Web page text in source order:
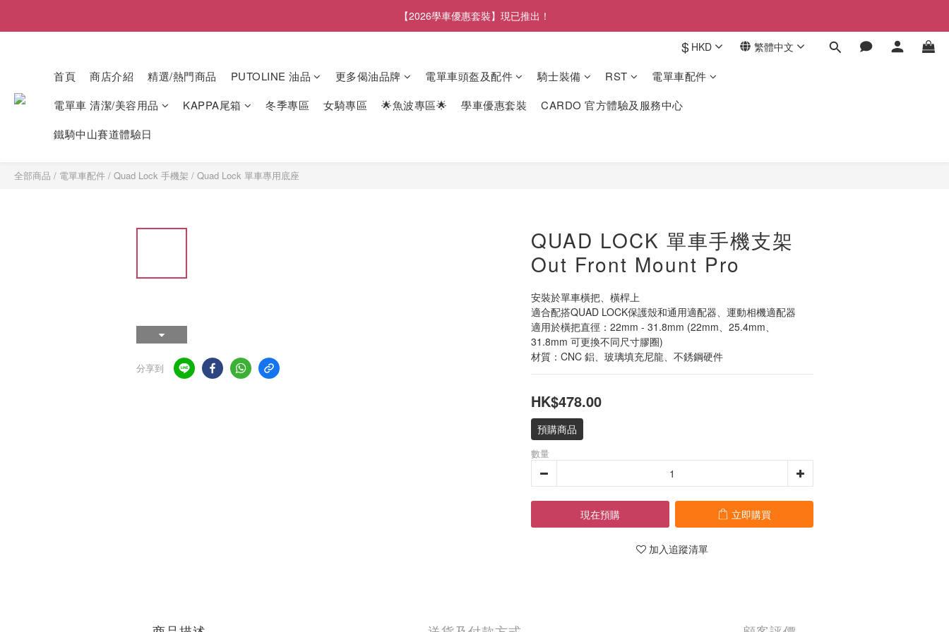
【2026學車優惠套裝】現已推出！
$ HKD 繁體中文
首頁 商店介紹 精選/熱門商品 PUTOLINE 油品 更多偈油品牌 電單車頭盔及配件 騎士裝備 RST
電單車配件
電單車 清潔/美容用品
KAPPA尾箱 冬季專區 女騎專區 🌟魚波專區🌟 學車優惠套裝
CARDO 官方體驗及服務中心
鐵騎中山賽道體驗日
全部商品 / 電單車配件 / Quad Lock 手機架 / Quad Lock 單車專用底座
分享到
QUAD LOCK 單車手機支架
Out Front Mount Pro
安裝於單車橫把、橫桿上
適合配搭QUAD LOCK保護殼和通用適配器、運動相機適配器
適用於橫把直徑：22mm - 31.8mm (22mm、25.4mm、
31.8mm 可更換不同尺寸膠圈)
材質：CNC 鋁、玻璃填充尼龍、不銹鋼硬件
HK$478.00
預購商品
數量
現在預購 立即購買
加入追蹤清單